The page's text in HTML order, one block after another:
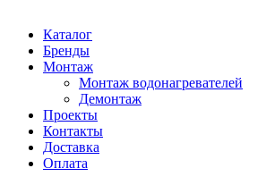
Каталог
Бренды
Монтаж
Монтаж водонагревателей
Демонтаж
Проекты
Контакты
Доставка
Оплата